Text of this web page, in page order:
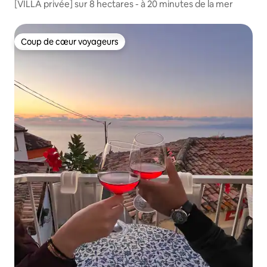
[VILLA privée] sur 8 hectares - à 20 minutes de la mer
Coup de cœur voyageurs
Coup de cœur voyageurs